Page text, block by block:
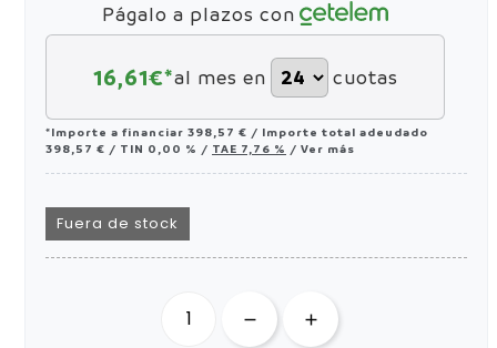
Págalo a plazos con
16,61€*al mes en cuotas
*Importe a financiar 398,57 € / Importe total adeudado
398,57 € / TIN 0,00 % / TAE 7,76 % / Ver más
Fuera de stock